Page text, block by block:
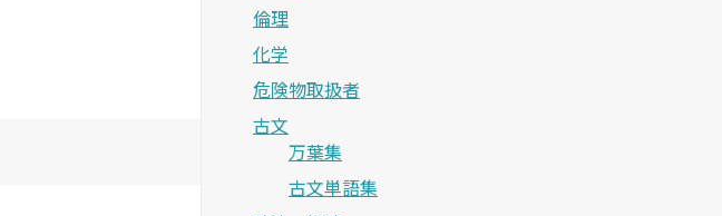
倫理
化学
危険物取扱者
古文
万葉集
古文単語集